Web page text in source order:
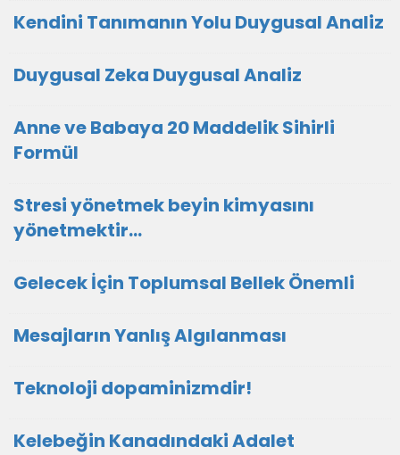
Kendini Tanımanın Yolu Duygusal Analiz
Duygusal Zeka Duygusal Analiz
Anne ve Babaya 20 Maddelik Sihirli
Formül
Stresi yönetmek beyin kimyasını
yönetmektir…
Gelecek İçin Toplumsal Bellek Önemli
Mesajların Yanlış Algılanması
Teknoloji dopaminizmdir!
Kelebeğin Kanadındaki Adalet